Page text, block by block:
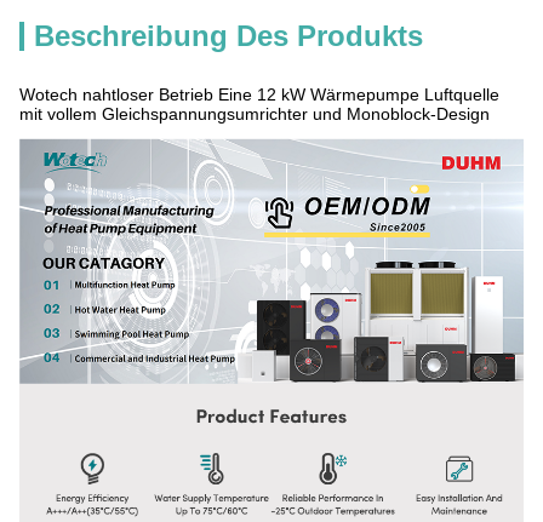
Beschreibung Des Produkts
Wotech nahtloser Betrieb Eine 12 kW Wärmepumpe Luftquelle
mit vollem Gleichspannungsumrichter und Monoblock-Design